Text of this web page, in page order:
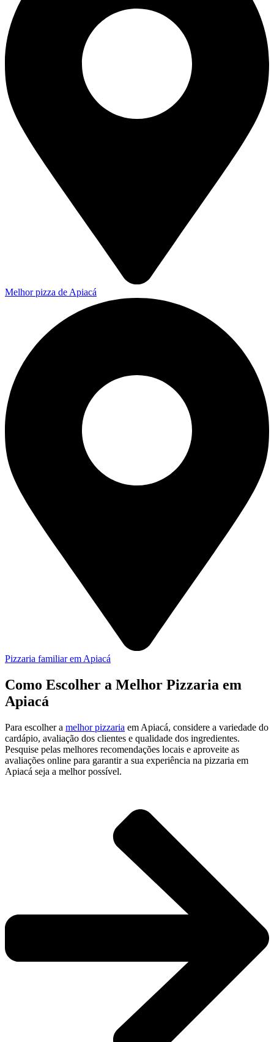
Melhor pizza de Apiacá
Pizzaria familiar em Apiacá
Como Escolher a Melhor Pizzaria em
Apiacá
Para escolher a melhor pizzaria em Apiacá, considere a variedade do
cardápio, avaliação dos clientes e qualidade dos ingredientes.
Pesquise pelas melhores recomendações locais e aproveite as
avaliações online para garantir a sua experiência na pizzaria em
Apiacá seja a melhor possível.